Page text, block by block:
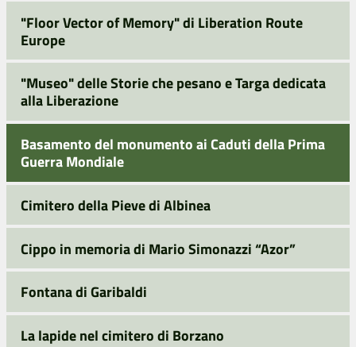
"Floor Vector of Memory" di Liberation Route
Europe
"Museo" delle Storie che pesano e Targa dedicata
alla Liberazione
Basamento del monumento ai Caduti della Prima
Guerra Mondiale
Cimitero della Pieve di Albinea
Cippo in memoria di Mario Simonazzi “Azor”
Fontana di Garibaldi
La lapide nel cimitero di Borzano